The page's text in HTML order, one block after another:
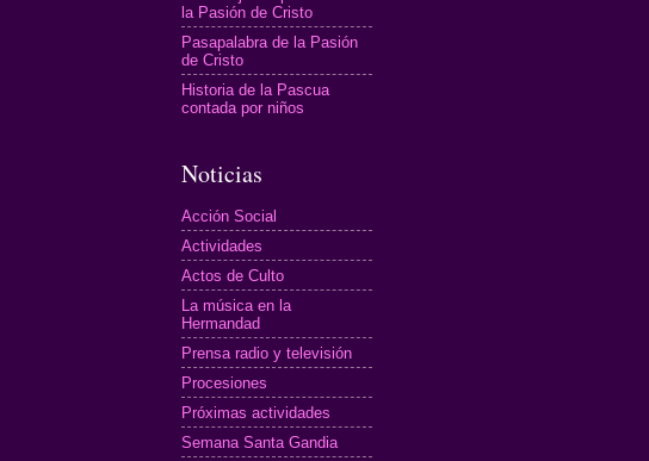
la Pasión de Cristo
Pasapalabra de la Pasión
de Cristo
Historia de la Pascua
contada por niños
Noticias
Acción Social
Actividades
Actos de Culto
La música en la
Hermandad
Prensa radio y televisión
Procesiones
Próximas actividades
Semana Santa Gandia